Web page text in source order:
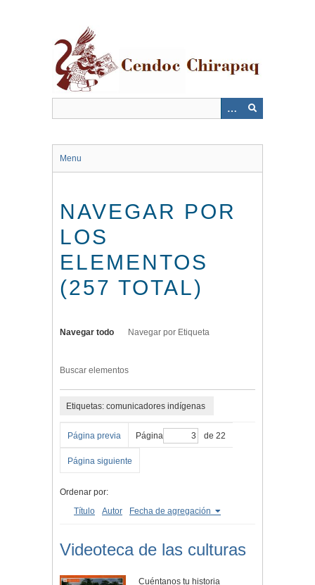
Menu
NAVEGAR POR
LOS
ELEMENTOS
(257 TOTAL)
Navegar todo Navegar por Etiqueta
Buscar elementos
Etiquetas: comunicadores indígenas
Página previa Página de 22
Página siguiente
Ordenar por:
Título
Autor Fecha de agregación
Videoteca de las culturas
Cuéntanos tu historia